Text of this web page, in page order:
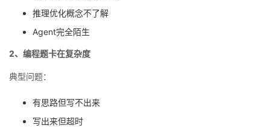
推理优化概念不了解
Agent完全陌生
2、编程题卡在复杂度
典型问题：
有思路但写不出来
写出来但超时